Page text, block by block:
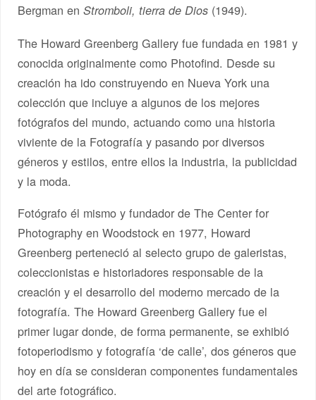
Bergman enStromboli, tierra de Dios (1949).
The Howard Greenberg Gallery fue fundada en 1981 y
conocida originalmente como Photofind. Desde su
creación ha ido construyendo en Nueva York una
colección que incluye a algunos de los mejores
fotógrafos del mundo, actuando como una historia
viviente de la Fotografía y pasando por diversos
géneros y estilos, entre ellos la industria, la publicidad
y la moda.
Fotógrafo él mismo y fundador de The Center for
Photography en Woodstock en 1977, Howard
Greenberg perteneció al selecto grupo de galeristas,
coleccionistas e historiadores responsable de la
creación y el desarrollo del moderno mercado de la
fotografía. The Howard Greenberg Gallery fue el
primer lugar donde, de forma permanente, se exhibió
fotoperiodismo y fotografía ‘de calle’, dos géneros que
hoy en día se consideran componentes fundamentales
del arte fotográfico.